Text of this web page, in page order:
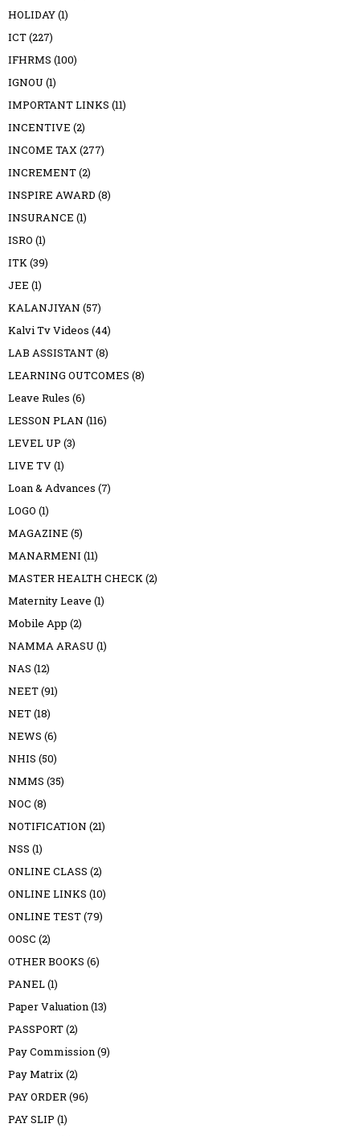
HOLIDAY(1)
ICT(227)
IFHRMS (100)
IGNOU (1)
IMPORTANT LINKS (11)
INCENTIVE (2)
INCOME TAX(277)
INCREMENT(2)
INSPIRE AWARD (8)
INSURANCE (1)
ISRO (1)
ITK(39)
JEE (1)
KALANJIYAN (57)
Kalvi Tv Videos (44)
LAB ASSISTANT(8)
LEARNING OUTCOMES (8)
Leave Rules (6)
LESSON PLAN (116)
LEVEL UP (3)
LIVE TV(1)
Loan & Advances (7)
LOGO (1)
MAGAZINE (5)
MANARMENI (11)
MASTER HEALTH CHECK(2)
Maternity Leave (1)
Mobile App (2)
NAMMA ARASU (1)
NAS (12)
NEET(91)
NET(18)
NEWS (6)
NHIS (50)
NMMS (35)
NOC (8)
NOTIFICATION (21)
NSS (1)
ONLINE CLASS (2)
ONLINE LINKS (10)
ONLINE TEST(79)
OOSC (2)
OTHER BOOKS (6)
PANEL(1)
Paper Valuation(13)
PASSPORT(2)
Pay Commission(9)
Pay Matrix(2)
PAY ORDER(96)
PAY SLIP (1)